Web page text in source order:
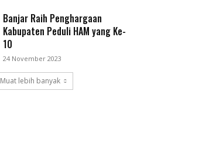
Banjar Raih Penghargaan
Kabupaten Peduli HAM yang Ke-
10
24 November 2023
Muat lebih banyak